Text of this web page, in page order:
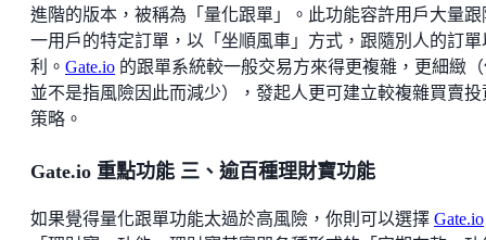
進階的版本，被稱為「量化跟單」。此功能容許用戶大量跟
一用戶的特定訂單，以「坐順風車」方式，跟隨別人的訂單
利。 Gate.io 的跟單系統較一般交易方來得更複雜，更細緻
並不是指風險因此而減少），發起人更可建立較複雜買賣投
策略。
Gate.io 重點功能 三、逾百種理財寶功能
如果覺得量化跟單功能太過於高風險，你則可以選擇 Gate.io